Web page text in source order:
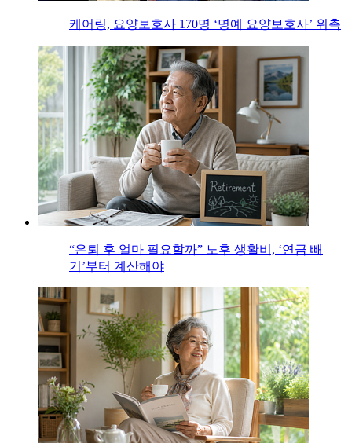
케어링, 요양보호사 170명 ‘명예 요양보호사’ 위촉
“은퇴 후 얼마 필요할까” 노후 생활비, ‘연금 빼
기’부터 계산해야